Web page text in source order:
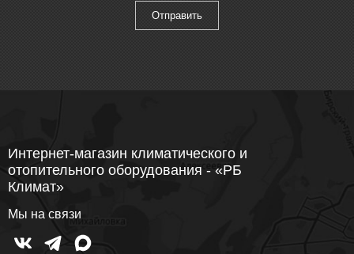
Интернет-магазин климатического и
отопительного оборудования - «РБ
Климат»
Мы на связи